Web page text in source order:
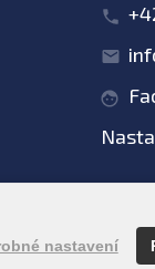
nastavení